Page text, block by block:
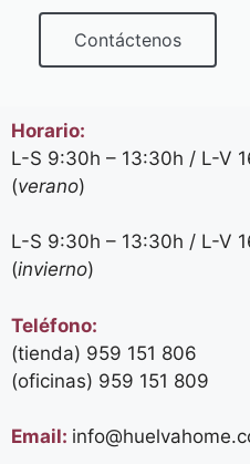
Contáctenos
Horario:
L-S 9:30h – 13:30h / L-V
(verano)
L-S 9:30h – 13:30h / L-V
(invierno)
Teléfono:
(tienda) 959 151 806
(oficinas) 959 151 809
Email: